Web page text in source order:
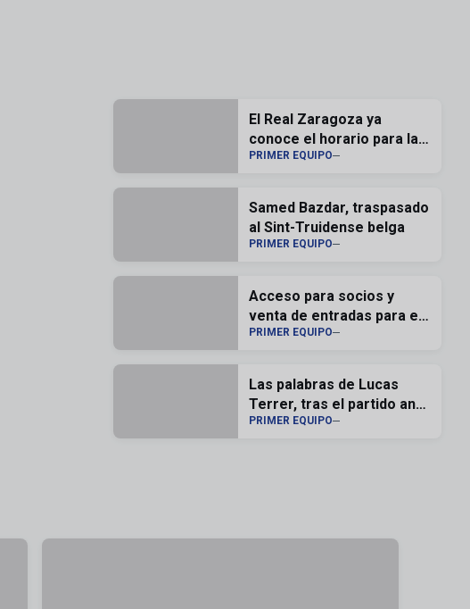
El Real Zaragoza ya
conoce el horario para la
segunda jornada de liga
PRIMER EQUIPO
Samed Bazdar, traspasado
al Sint-Truidense belga
PRIMER EQUIPO
Acceso para socios y
venta de entradas para el
Memorial Carlos Lapetra
PRIMER EQUIPO
Las palabras de Lucas
Terrer, tras el partido ante
el Andorra
PRIMER EQUIPO